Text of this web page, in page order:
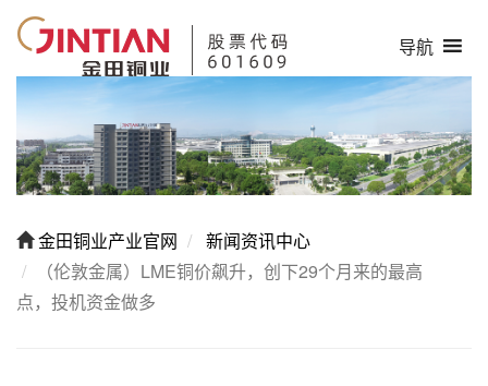
导航
金田铜业产业官网
新闻资讯中心
（伦敦金属）LME铜价飙升，创下29个月来的最高
点，投机资金做多